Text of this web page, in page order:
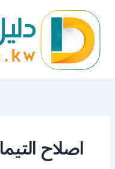
المحتوى
اصلاح التيما